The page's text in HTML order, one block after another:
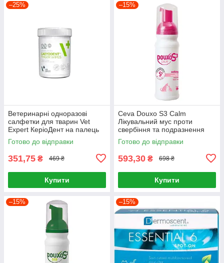
–25%
Ветеринарні одноразові
салфетки для тварин Vet
Expert КеріоДент на палець
для чищення зубів 50 шт.
Готово до відправки
351,75 ₴ 469 ₴
Купити
–15%
Ceva Douxo S3 Calm
Лікувальний мус проти
свербіння та подразнення
шкіри для собак і кішок із
чутливою шкірою 150мл
Готово до відправки
593,30 ₴ 698 ₴
Купити
–15% –15%